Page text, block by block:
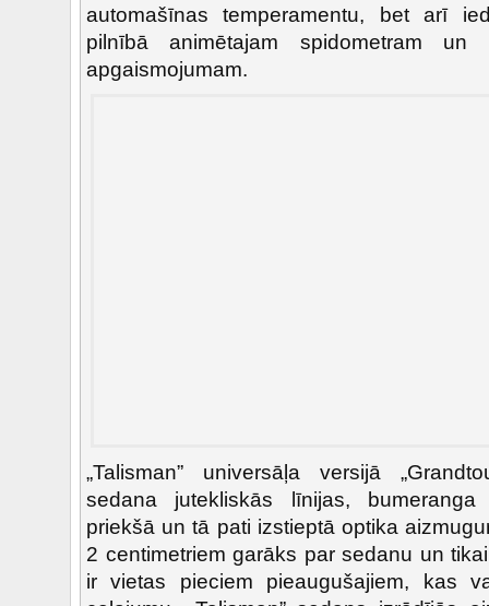
automašīnas temperamentu, bet arī
pilnībā animētajam spidometram un
apgaismojumam.
„Talisman” universāļa versijā
sedana jutekliskās līnijas, bumeranga
priekšā un tā pati izstieptā optika
2 centimetriem garāks par sedanu un
ir vietas pieciem pieaugušajiem, kas